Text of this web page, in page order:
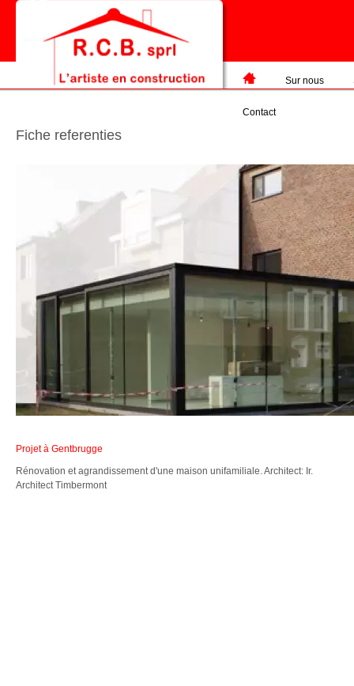
Sur nous
Contact
Fiche referenties
Projet à Gentbrugge
Rénovation et agrandissement d'une maison unifamiliale. Architect: Ir.
Architect Timbermont